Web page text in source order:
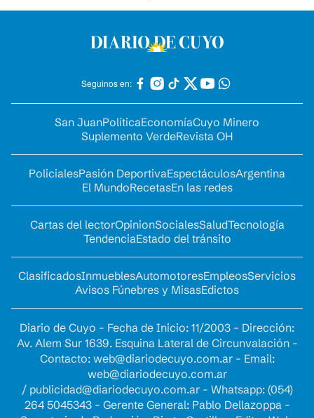
Seguinos en:
San JuanPolíticaEconomíaCuyo Minero
Suplemento VerdeRevista OH
PolicialesPasión DeportivaEspectáculosArgentina
El MundoRecetasEn las redes
Cartas del lectorOpinionSocialesSaludTecnología
TendenciaEstado del tránsito
ClasificadosInmueblesAutomotoresEmpleosServicios
Avisos Fúnebres y MisasEdictos
Diario de Cuyo - Fecha de Inicio: 11/2003 - Dirección:
Av. Alem Sur 1639. Esquina Lateral de Circunvalación -
Contacto: web@diariodecuyo.com.ar- Email:
web@diariodecuyo.com.ar
/ publicidad@diariodecuyo.com.ar- Whatsapp: (054)
264 5045343 - Gerente General: Pablo Dellazoppa -